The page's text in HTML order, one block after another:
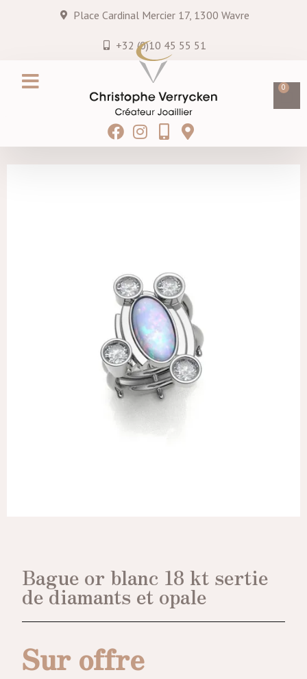
Place Cardinal Mercier 17, 1300 Wavre
+32 (0)10 45 55 51
0
Bague or blanc 18 kt sertie
de diamants et opale
Sur offre